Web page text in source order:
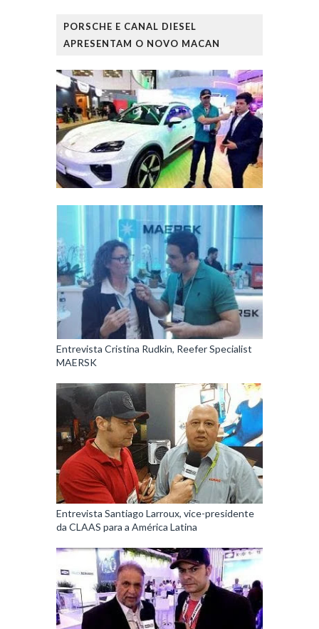
PORSCHE E CANAL DIESEL
APRESENTAM O NOVO MACAN
Entrevista Cristina Rudkin, Reefer Specialist
MAERSK
Entrevista Santiago Larroux, vice-presidente
da CLAAS para a América Latina